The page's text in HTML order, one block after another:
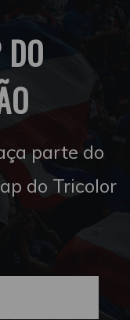
parte do
do Tricolor